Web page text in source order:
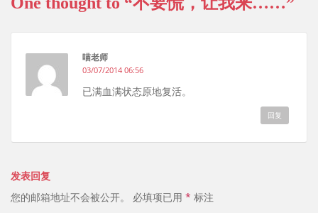
b n
喵老师
03/07/2014 06:56
已满血满状态原地复活。
回复
发表回复
您的邮箱地址不会被公开。 必填项已用 * 标注